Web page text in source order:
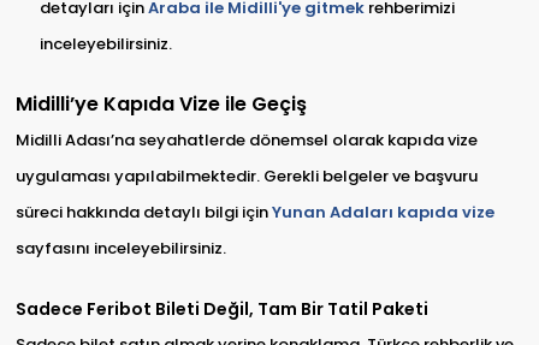
detayları içinAraba ile Midilli'ye gitmek rehberimizi
inceleyebilirsiniz.
Midilli’ye Kapıda Vize ile Geçiş
Midilli Adası’na seyahatlerde dönemsel olarak kapıda vize
uygulaması yapılabilmektedir. Gerekli belgeler ve başvuru
süreci hakkında detaylı bilgi içinYunan Adaları kapıda vize
sayfasını inceleyebilirsiniz.
Sadece Feribot Bileti Değil, Tam Bir Tatil Paketi